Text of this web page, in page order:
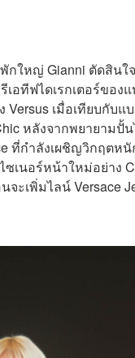
กใหญ่ Gianni ตัดสิน
อทีฟไดเรกเตอร์ขอ
เมื่อเทียบกับ
หลังจากพยายาม
ที่กำลังเผชิญวิกฤต
นอร์หน้าใหม่อย่าง
ะเพิ่มไลน์ Versace